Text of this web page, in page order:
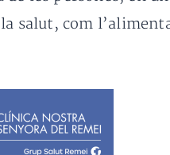
salut, com